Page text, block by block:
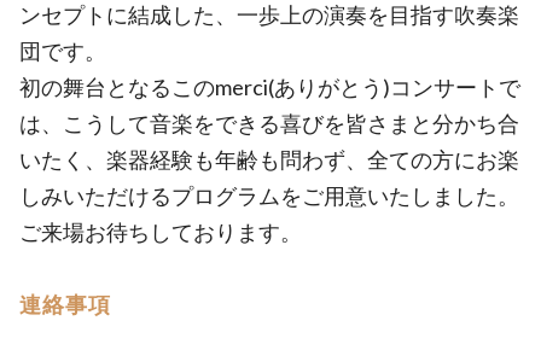
ンセプトに結成した、一歩上の演奏を目指す吹奏楽
団です。
初の舞台となるこのmerci(ありがとう)コンサートで
は、こうして音楽をできる喜びを皆さまと分かち合
いたく、楽器経験も年齢も問わず、全ての方にお楽
しみいただけるプログラムをご用意いたしました。
ご来場お待ちしております。
連絡事項